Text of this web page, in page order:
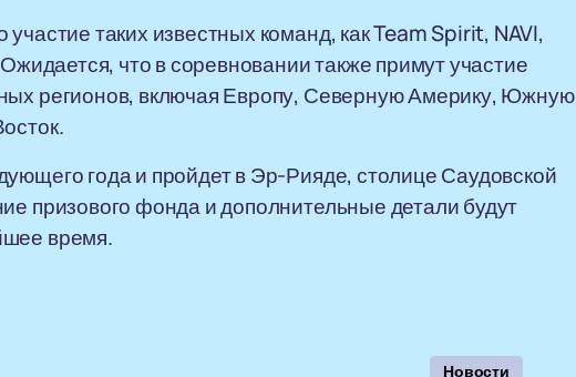
таких известных команд, как Team Spirit, NAVI,
что в соревновании также примут участие
регионов, включая Европу, Северную Америку, Южную
года и пройдет в Эр-Рияде, столице Саудовской
призового фонда и дополнительные детали будут
время.
Новости